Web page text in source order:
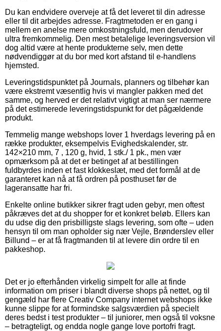
Du kan endvidere overveje at få det leveret til din adresse
eller til dit arbejdes adresse. Fragtmetoden er en gang i
mellem en anelse mere omkostningsfuld, men derudover
ultra fremkommelig. Den mest betalelige leveringsversion vil
dog altid være at hente produkterne selv, men dette
nødvendiggør at du bor med kort afstand til e-handlens
hjemsted.
Leveringstidspunktet på Journals, planners og tilbehør kan
være ekstremt væsentlig hvis vi mangler pakken med det
samme, og herved er det relativt vigtigt at man ser nærmere
på det estimerede leveringstidspunkt for det pågældende
produkt.
Temmelig mange webshops lover 1 hverdags levering på en
række produkter, eksempelvis Evighedskalender, str.
142×210 mm, 7 , 120 g, hvid, 1 stk./ 1 pk., men vær
opmærksom på at det er betinget af at bestillingen
fuldbyrdes inden et fast klokkeslæt, med det formål at de
garanteret kan nå at få ordren på posthuset før de
lageransatte har fri.
Enkelte online butikker sikrer fragt uden gebyr, men oftest
påkræves det at du shopper for et konkret beløb. Ellers kan
du udse dig den prisbilligste slags levering, som ofte – uden
hensyn til om man opholder sig nær Vejle, Brønderslev eller
Billund – er at få fragtmanden til at levere din ordre til en
pakkeshop.
Det er jo efterhånden virkelig simpelt for alle at finde
information om priser i blandt diverse shops på nettet, og til
gengæld har flere Creativ Company internet webshops ikke
kunne slippe for at formindske salgsværdien på specielt
deres bedst i test produkter – til juniorer, men også til voksne
– betragteligt, og endda nogle gange love portofri fragt.